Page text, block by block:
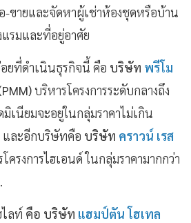
ขายและจัดหาผู้เช่าห้องชุดหรือบ้าน
แรมและที่อยู่อาศัย
ยที่ดำเนินธุรกิจนี้ คือ บริษัท พรีโม
PMM)บริหารโครงการระดับกลางถึง
เนียมจะอยู่ในกลุ่มราคาไม่เกิน
และอีกบริษัทคือ บริษัท คราวน์ เรส
ครงการไฮเอนด์ ในกลุ่มราคามากกว่า
ลท์ คือ บริษัท แฮมป์ตัน โฮเทล